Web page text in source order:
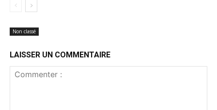
Non classé
LAISSER UN COMMENTAIRE